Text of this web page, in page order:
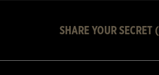
SHARE YOUR SECRET